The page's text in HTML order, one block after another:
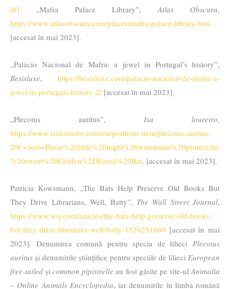
[6] „Mafra Palace Library”, Atlas Obscura,
https://www.atlasobscura.com/places/mafra-palace-library-bats
[accesat în mai 2023].
„Palácio Nacional de Mafra: a jewel in Portugal’s history”,
Besisluxe, https://besisluxe.com/palacio-nacional-de-mafra-a-
jewel-in-portugals-history-2/[accesat în mai 2023].
„Plecotus auritus”, Isa loureiro,
https://www.isaloureiro.com/en/portfolio-item/plecotus-auritus-
2/#:~:text=These%20little%20night%20watchmen%20protect,the
%20sweet%20Golden%2DEared%20Bat. [accesat în mai 2023].
Patricia Kowsmann, „The Bats Help Preserve Old Books But
They Drive Librarians, Well, Batty”, The Wall Street Journal,
https://www.wsj.com/articles/the-bats-help-preserve-old-books-
but-they-drive-librarians-well-batty-1529251660 [accesat în mai
2023]. Denumirea comună pentru specia de lilieci Plecotus
auritus și denumirile științifice pentru speciile de lilieci European
free-tailedși common pipistrelleau fost găsite pe site-ulAnimalia
– Online Animals Encyclopedia, iar denumirile în limba română